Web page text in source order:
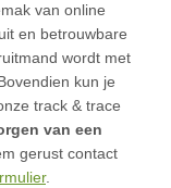
van online
en betrouwbare
wordt met
kun je
track & trace
van een
gerust contact
.